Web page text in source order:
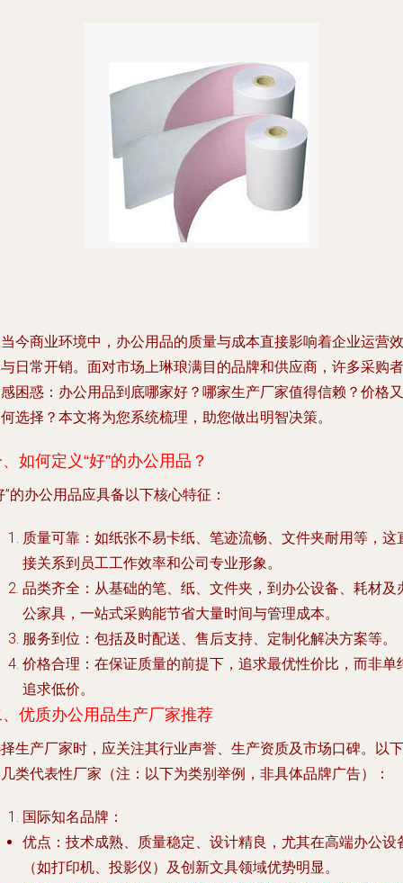
今商业环境中，办公用品的质量与成本直接影响着企业运营效
日常开销。面对市场上琳琅满目的品牌和供应商，许多采购者
困惑：办公用品到底哪家好？哪家生产厂家值得信赖？价格又
选择？本文将为您系统梳理，助您做出明智决策。
如何定义“好”的办公用品？
”的办公用品应具备以下核心特征：
质量可靠 ：如纸张不易卡纸、笔迹流畅、文件夹耐用等，这
接关系到员工工作效率和公司专业形象。
品类齐全 ：从基础的笔、纸、文件夹，到办公设备、耗材及
公家具，一站式采购能节省大量时间与管理成本。
服务到位 ：包括及时配送、售后支持、定制化解决方案等。
价格合理 ：在保证质量的前提下，追求最优性价比，而非单
追求低价。
优质办公用品生产厂家推荐
生产厂家时，应关注其行业声誉、生产资质及市场口碑。以下
类代表性厂家（注：以下为类别举例，非具体品牌广告）：
国际知名品牌 ：
优点 ：技术成熟、质量稳定、设计精良，尤其在高端办公设
（如打印机、投影仪）及创新文具领域优势明显。